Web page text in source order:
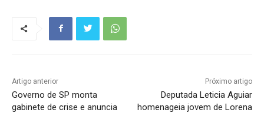
Artigo anterior
Governo de SP monta
gabinete de crise e anuncia
Próximo artigo
Deputada Leticia Aguiar
homenageia jovem de Lorena